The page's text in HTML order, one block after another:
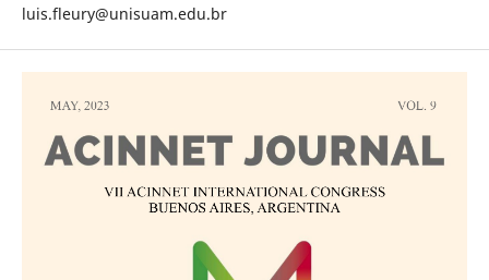
luis.fleury@unisuam.edu.br